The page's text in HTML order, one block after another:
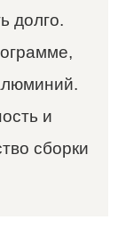
долго.
и
сборки